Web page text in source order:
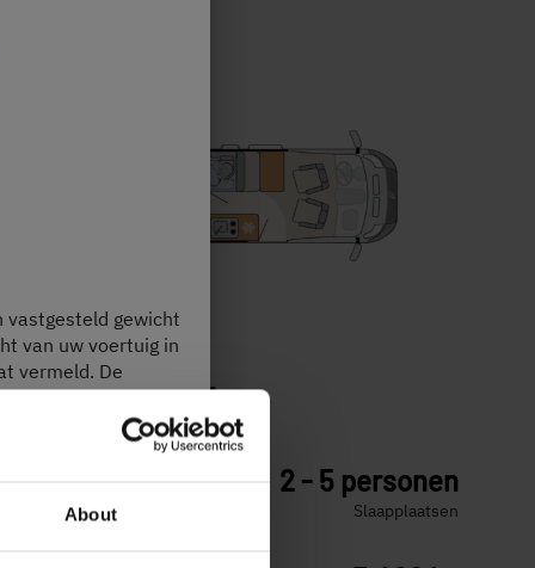
About
600 ES Active
€ 59.989,–
Prijs vanaf
2 - 5 personen
Slaapplaatsen
gewicht
van uw voertuig in
vermeld. De
na de massa
weegt
Juridische